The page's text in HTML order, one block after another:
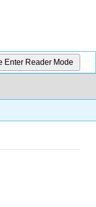
Enter Reader Mode